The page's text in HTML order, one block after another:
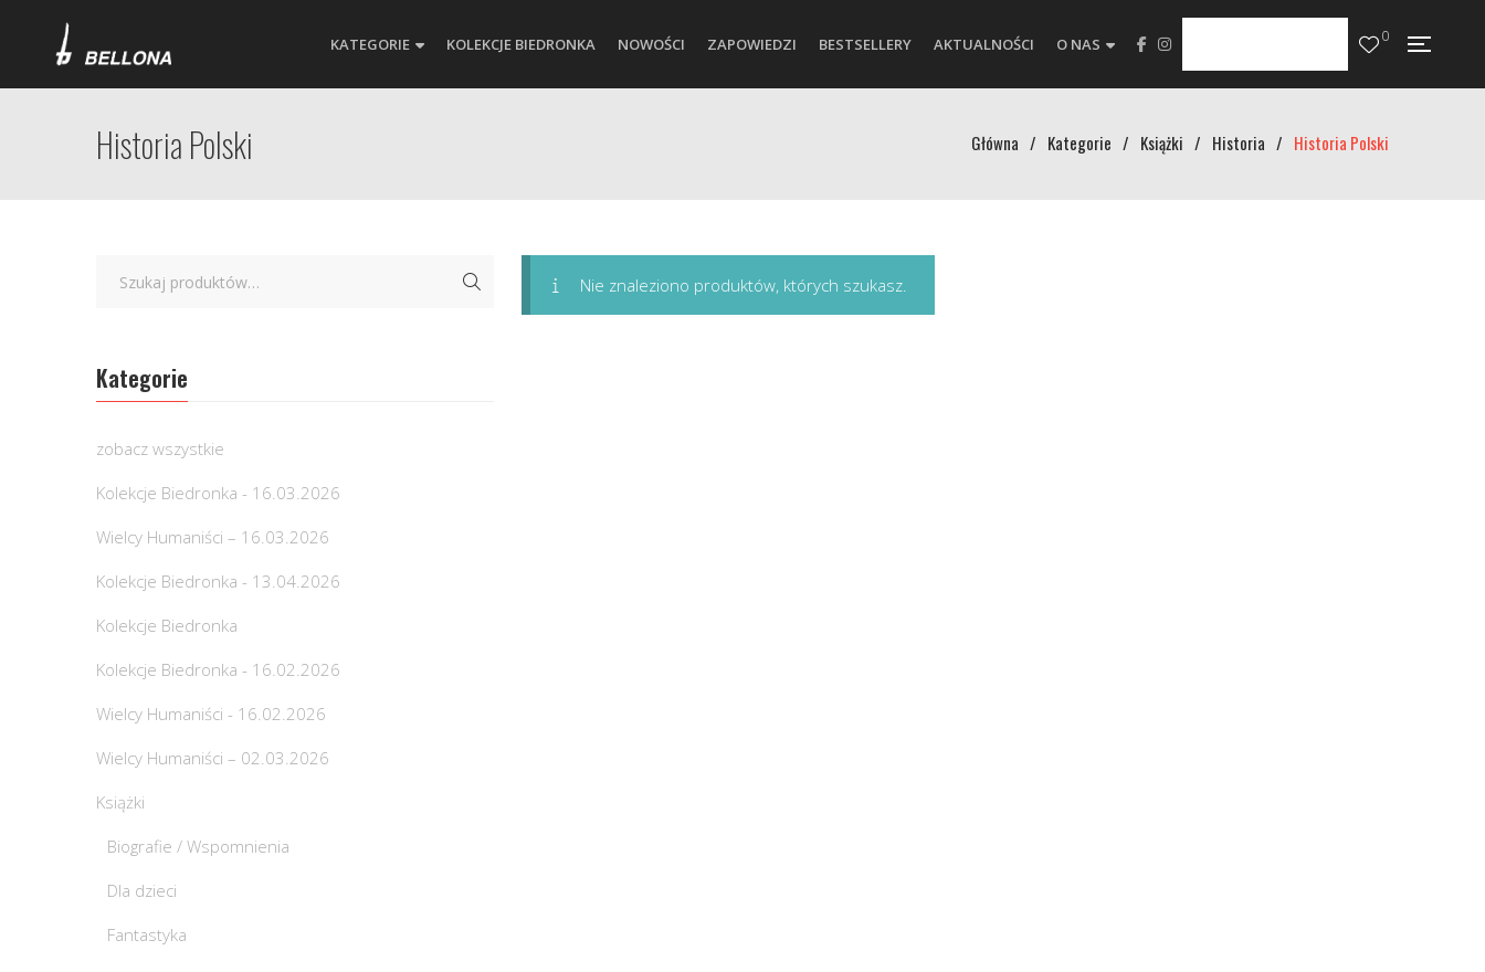
KATEGORIE KOLEKCJE BIEDRONKA NOWOŚCI ZAPOWIEDZI BESTSELLERY AKTUALNOŚCI O NAS 0
Historia Polski Główna / Kategorie / Książki / Historia / Historia Polski
Nie znaleziono produktów, których szukasz.
Kategorie
zobacz wszystkie
Kolekcje Biedronka - 16.03.2026
Wielcy Humaniści – 16.03.2026
Kolekcje Biedronka - 13.04.2026
Kolekcje Biedronka
Kolekcje Biedronka - 16.02.2026
Wielcy Humaniści - 16.02.2026
Wielcy Humaniści – 02.03.2026
Książki
Biografie / Wspomnienia
Dla dzieci
Fantastyka